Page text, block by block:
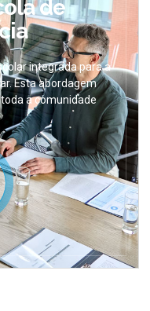
de
integrada para a
Esta abordagem
a comunidade